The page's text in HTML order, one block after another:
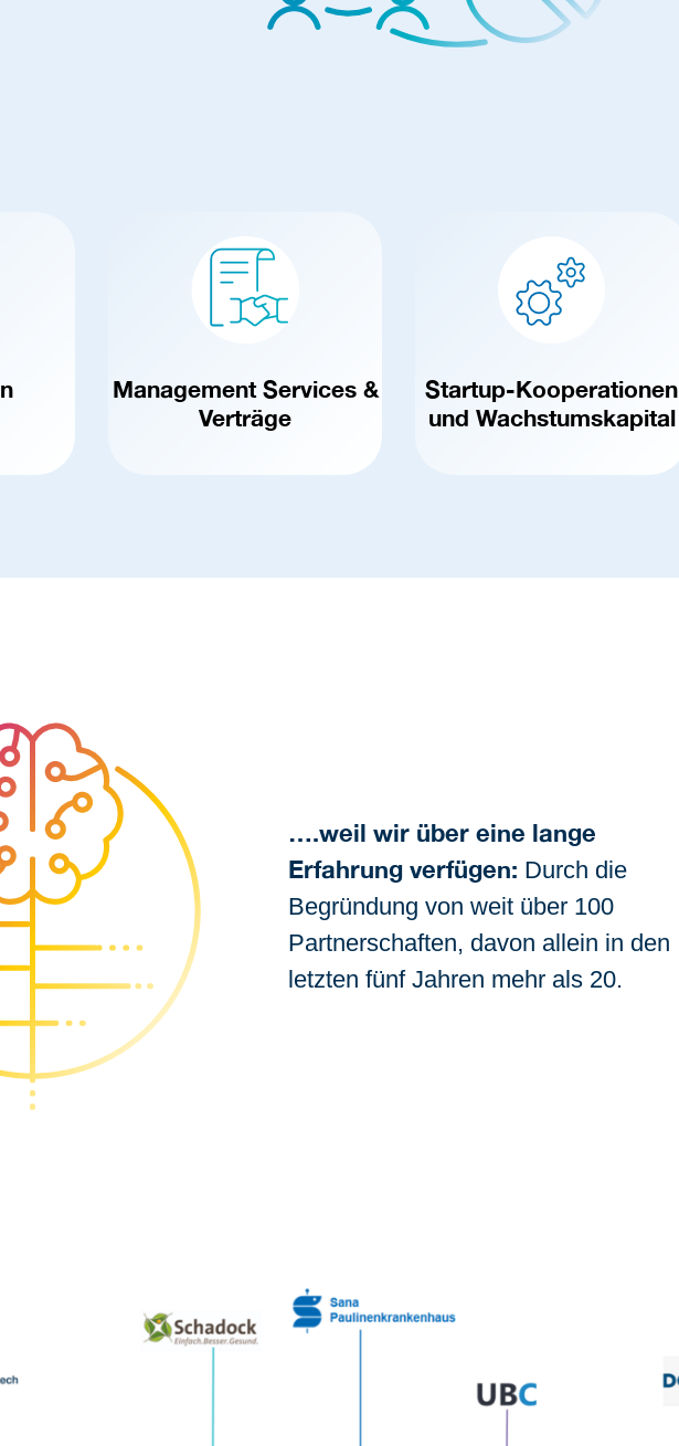
Management Services &
Verträge
Startup-Kooperationen
und Wachstumskapital
….weil wir über eine lange
Erfahrung verfügen: Durch die
Begründung von weit über 100
Partnerschaften, davon allein in den
letzten fünf Jahren mehr als 20.